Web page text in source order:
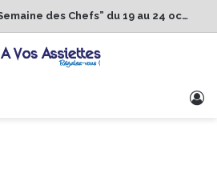
1er Édition de “La Semaine des Chefs” du 19 au 24 octobre 2026